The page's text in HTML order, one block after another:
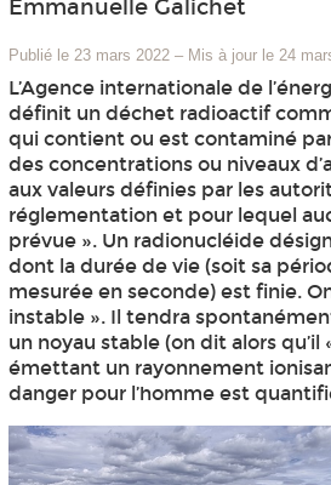
Emmanuelle Galichet
Publié le 23 mars 2022 – Mis à jour le 24
L’Agence internationale de
définit un déchet radioactif
qui contient ou est contaminé
des concentrations ou niveaux
aux valeurs définies par les
réglementation et pour lequel
prévue ». Un radionucléide
dont la durée de vie (soit sa
mesurée en seconde) est finie.
instable ». Il tendra
un noyau stable (on dit alors qu’il
émettant un rayonnement
danger pour l’homme est